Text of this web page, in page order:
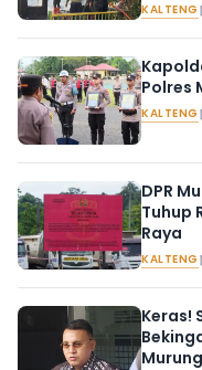
KALTENG
Polres
KALTENG
DPR
Tuhup
Raya
KALTENG
Keras!